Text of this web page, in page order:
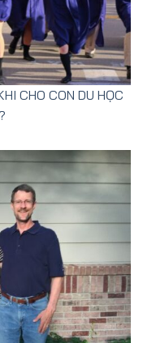
CHO CON DU HỌC